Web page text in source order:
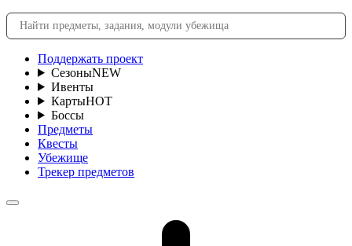
Поддержать проект
СезоныNEW
Ивенты
КартыHOT
Боссы
Предметы
Квесты
Убежище
Трекер предметов